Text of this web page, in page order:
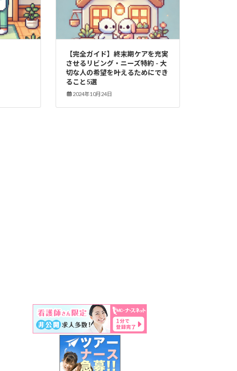
【完全ガイド】終末期ケアを充実
させるリビング・ニーズ特約 - 大
切な人の希望を叶えるためにでき
ること5選
2024年10月24日